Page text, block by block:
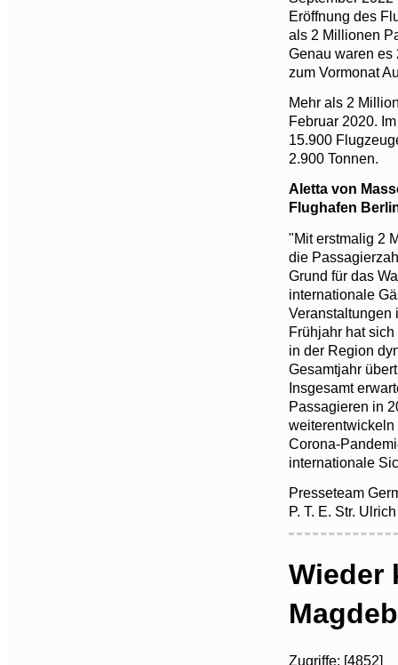
Eröffnung des
als 2 Millionen
Genau waren es
zum Vormonat
Mehr als 2
Februar 2020.
15.900
2.900 Tonnen.
Aletta von
Flughafen
"Mit erstmalig 2
die
Grund für das
internationale
Veranstaltungen
Frühjahr hat
in der Region
Gesamtjahr
Insgesamt
Passagieren in
weiterentwickeln
Corona-
internationale
Presseteam
P. T. E. Str.
Wieder
Zugriffe: [4852]